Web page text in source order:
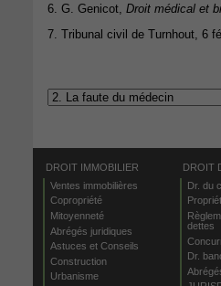
6. G. Genicot, Droit médical et
7. Tribunal civil de Turnhout, 6
DROIT IMMOBILIER
Ventes immobilières
Copropriété
Mitoyenneté
Abrégés juridiques
Astuces et Conseils
Construction
Urbanisme
DROIT
Dr. du
dettes
Dr.